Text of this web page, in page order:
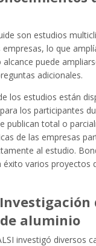
son estudios
empresas, lo que
alcance puede
adicionales.
los estudios están
los participantes
publican total o
de las empresas
al estudio.
varios proyectos
Investigación
aluminio
investigó diversos